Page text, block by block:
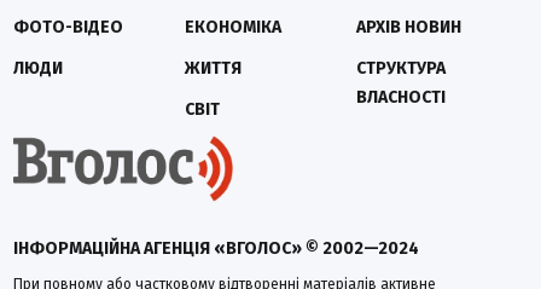
ІНФОРМАЦІЙНА АГЕНЦІЯ «ВГОЛОС» © 2002—2024
При повному або частковому відтворенні матеріалів активне
ФОТО-ВІДЕО
ЛЮДИ
ЕКОНОМІКА
ЖИТТЯ
СВІТ
АРХІВ НОВИН
СТРУКТУРА
ВЛАСНОСТІ